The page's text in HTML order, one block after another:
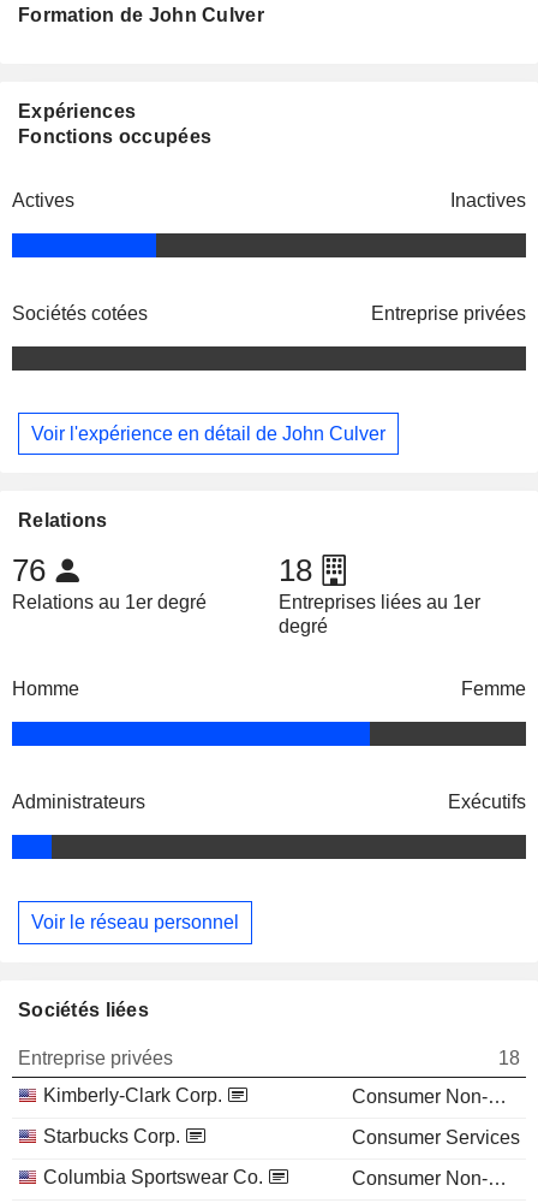
Formation de John Culver
Expériences
Fonctions occupées
Actives Inactives
Sociétés cotées Entreprise privées
Voir l'expérience en détail de John Culver
Relations
76
Relations au 1er degré
18
Entreprises liées au 1er
degré
Homme Femme
Administrateurs Exécutifs
Voir le réseau personnel
Sociétés liées
Entreprise privées
18
Kimberly-Clark Corp.
Consumer Non-Durables
Starbucks Corp.
Consumer Services
Columbia Sportswear Co.
Consumer Non-Durables